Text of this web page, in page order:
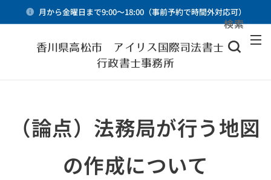
月から金曜日まで9:00～18:00（事前予約で時間外対応可）
香川県高松市 アイリス国際司法書士・
行政書士事務所
検索
（論点）法務局が行う地図
の作成について